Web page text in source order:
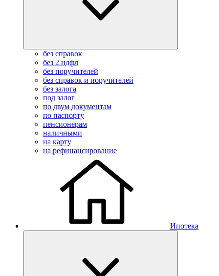
без справок
без 2 ндфл
без поручителей
без справок и поручителей
без залога
под залог
по двум документам
по паспорту
пенсионерам
наличными
на карту
на рефинансирование
Ипотека